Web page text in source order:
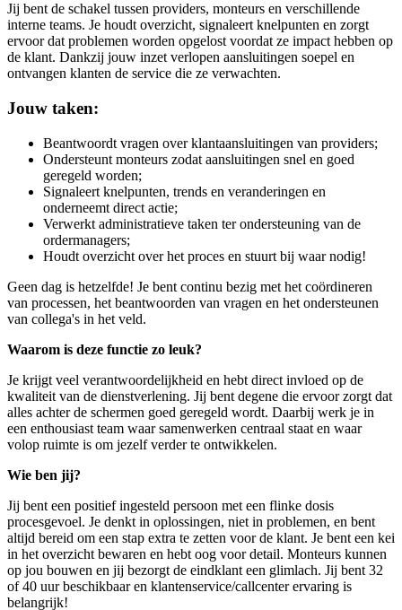
Jij bent de schakel tussen providers, monteurs en verschillende
interne teams. Je houdt overzicht, signaleert knelpunten en zorgt
ervoor dat problemen worden opgelost voordat ze impact hebben op
de klant. Dankzij jouw inzet verlopen aansluitingen soepel en
ontvangen klanten de service die ze verwachten.
Jouw taken:
Beantwoordt vragen over klantaansluitingen van providers;
Ondersteunt monteurs zodat aansluitingen snel en goed
geregeld worden;
Signaleert knelpunten, trends en veranderingen en
onderneemt direct actie;
Verwerkt administratieve taken ter ondersteuning van de
ordermanagers;
Houdt overzicht over het proces en stuurt bij waar nodig!
Geen dag is hetzelfde! Je bent continu bezig met het coördineren
van processen, het beantwoorden van vragen en het ondersteunen
van collega's in het veld.
Waarom is deze functie zo leuk?
Je krijgt veel verantwoordelijkheid en hebt direct invloed op de
kwaliteit van de dienstverlening. Jij bent degene die ervoor zorgt dat
alles achter de schermen goed geregeld wordt. Daarbij werk je in
een enthousiast team waar samenwerken centraal staat en waar
volop ruimte is om jezelf verder te ontwikkelen.
Wie ben jij?
Jij bent een positief ingesteld persoon met een flinke dosis
procesgevoel. Je denkt in oplossingen, niet in problemen, en bent
altijd bereid om een stap extra te zetten voor de klant. Je bent een kei
in het overzicht bewaren en hebt oog voor detail. Monteurs kunnen
op jou bouwen en jij bezorgt de eindklant een glimlach. Jij bent 32
of 40 uur beschikbaar en klantenservice/callcenter ervaring is
belangrijk!